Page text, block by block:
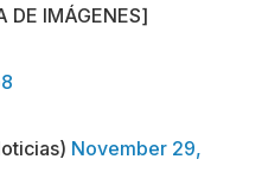
DE IMÁGENES]
November 29,